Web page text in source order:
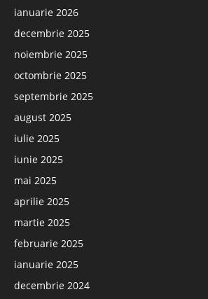
ianuarie 2026
decembrie 2025
noiembrie 2025
octombrie 2025
septembrie 2025
august 2025
iulie 2025
iunie 2025
mai 2025
aprilie 2025
martie 2025
februarie 2025
ianuarie 2025
decembrie 2024